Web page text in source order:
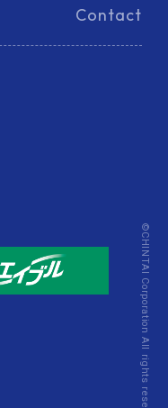
Contact
©CHINTAI Corporation All rights reserved.